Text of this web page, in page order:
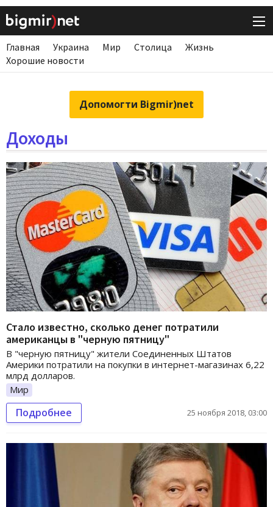
Главная Украина Мир Столица
Жизнь
Хорошие новости
Допомогти Bigmir)net
Доходы
Стало известно, сколько денег потратили
американцы в "черную пятницу"
В "черную пятницу" жители Соединенных Штатов
Америки потратили на покупки в интернет-магазинах 6,22
млрд долларов.
Мир
Подробнее 25 ноября 2018, 03:00